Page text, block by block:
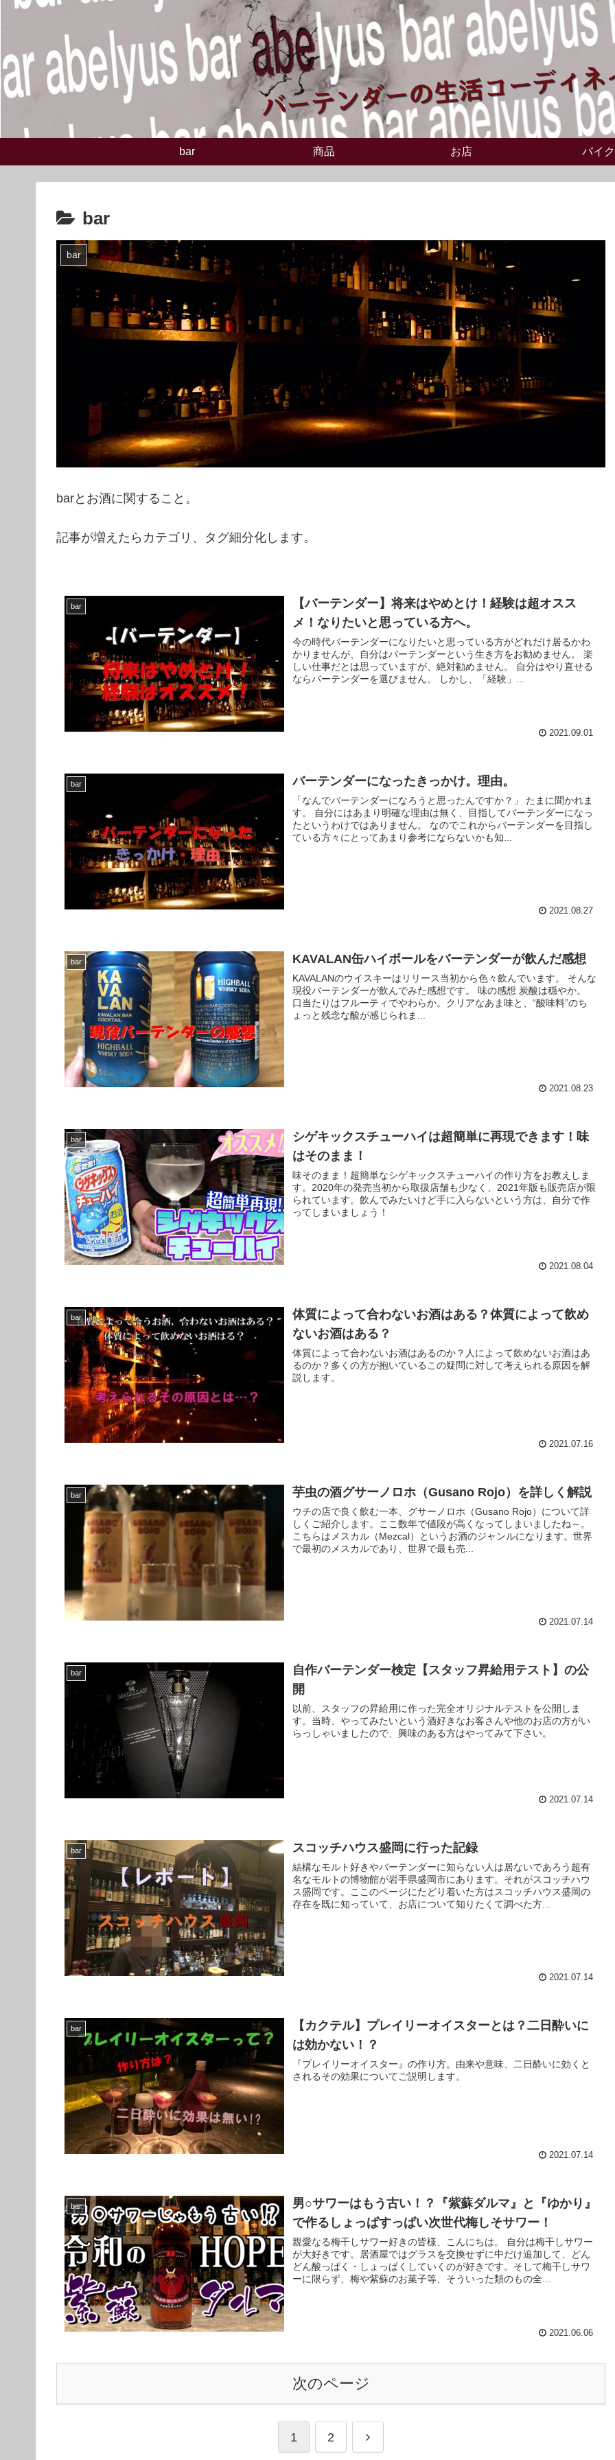
bar 商品 お店 バイク
bar
bar
barとお酒に関すること。
記事が増えたらカテゴリ、タグ細分化します。
bar
【バーテンダー】将来はやめとけ！経験は超オスス
メ！なりたいと思っている方へ。
今の時代バーテンダーになりたいと思っている方がどれだけ居るかわ
かりませんが、自分はバーテンダーという生き方をお勧めません。 楽
しい仕事だとは思っていますが、絶対勧めません。 自分はやり直せる
ならバーテンダーを選びません。 しかし、「経験」...
2021.09.01
bar バーテンダーになったきっかけ。理由。
「なんでバーテンダーになろうと思ったんですか？」 たまに聞かれま
す。 自分にはあまり明確な理由は無く、目指してバーテンダーになっ
たというわけではありません。 なのでこれからバーテンダーを目指し
ている方々にとってあまり参考にならないかも知...
2021.08.27
bar KAVALAN缶ハイボールをバーテンダーが飲んだ感想
KAVALANのウイスキーはリリース当初から色々飲んでいます。 そんな
現役バーテンダーが飲んでみた感想です。 味の感想 炭酸は穏やか。
口当たりはフルーティでやわらか。クリアなあま味と、“酸味料”のち
ょっと残念な酸が感じられま...
2021.08.23
bar
シゲキックスチューハイは超簡単に再現できます！味
はそのまま！
味そのまま！超簡単なシゲキックスチューハイの作り方をお教えしま
す。2020年の発売当初から取扱店舗も少なく、2021年版も販売店が限
られています。飲んでみたいけど手に入らないという方は、自分で作
ってしまいましょう！
2021.08.04
bar
体質によって合わないお酒はある？体質によって飲め
ないお酒はある？
体質によって合わないお酒はあるのか？人によって飲めないお酒はあ
るのか？多くの方が抱いているこの疑問に対して考えられる原因を解
説します。
2021.07.16
bar 芋虫の酒グサーノロホ（Gusano Rojo）を詳しく解説
ウチの店で良く飲む一本、グサーノロホ（Gusano Rojo）について詳
しくご紹介します。ここ数年で値段が高くなってしまいましたね～。
こちらはメスカル（Mezcal）というお酒のジャンルになります。世界
で最初のメスカルであり、世界で最も売...
2021.07.14
bar
自作バーテンダー検定【スタッフ昇給用テスト】の公
開
以前、スタッフの昇給用に作った完全オリジナルテストを公開しま
す。当時、やってみたいという酒好きなお客さんや他のお店の方がい
らっしゃいましたので、興味のある方はやってみて下さい。
2021.07.14
bar スコッチハウス盛岡に行った記録
結構なモルト好きやバーテンダーに知らない人は居ないであろう超有
名なモルトの博物館が岩手県盛岡市にあります。それがスコッチハウ
ス盛岡です。ここのページにたどり着いた方はスコッチハウス盛岡の
存在を既に知っていて、お店について知りたくて調べた方...
2021.07.14
bar
【カクテル】プレイリーオイスターとは？二日酔いに
は効かない！？
『プレイリーオイスター』の作り方。由来や意味、二日酔いに効くと
されるその効果についてご説明します。
2021.07.14
bar
男○サワーはもう古い！？『紫蘇ダルマ』と『ゆかり』
で作るしょっぱすっぱい次世代梅しそサワー！
親愛なる梅干しサワー好きの皆様、こんにちは。 自分は梅干しサワー
が大好きです。居酒屋ではグラスを交換せずに中だけ追加して、どん
どん酸っぱく・しょっぱくしていくのが好きです。そして梅干しサワ
ーに限らず、梅や紫蘇のお菓子等、そういった類のもの全...
2021.06.06
次のページ
1 2